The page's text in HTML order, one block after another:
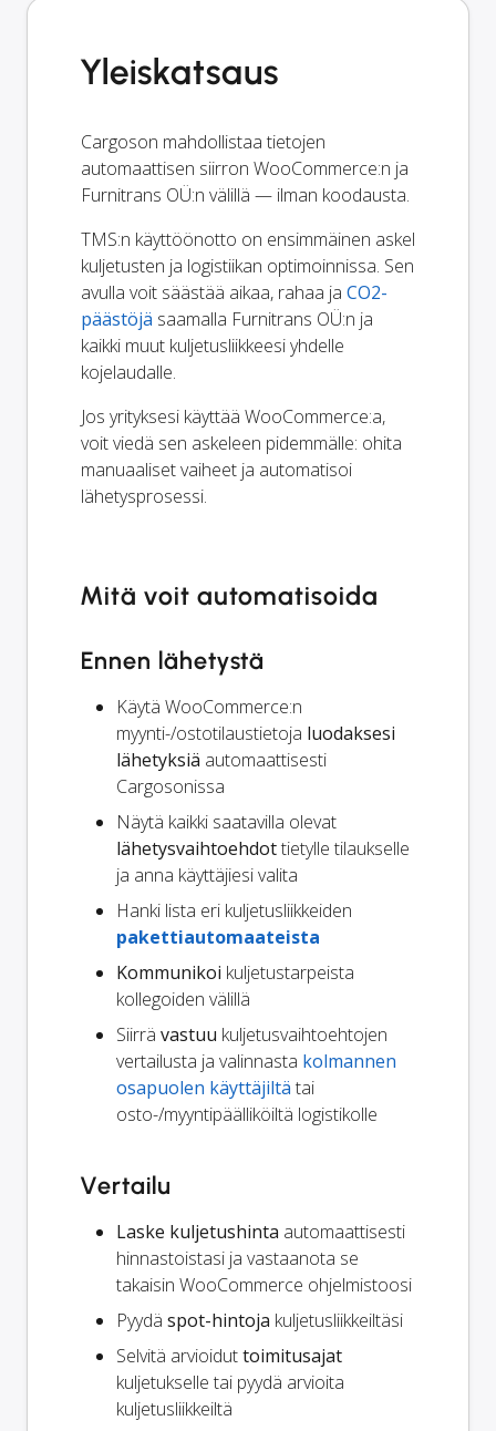
Yleiskatsaus
Cargoson mahdollistaa tietojen
automaattisen siirron WooCommerce:n ja
Furnitrans OÜ:n välillä — ilman koodausta.
TMS:n käyttöönotto on ensimmäinen askel
kuljetusten ja logistiikan optimoinnissa. Sen
avulla voit säästää aikaa, rahaa ja CO2-
päästöjä saamalla Furnitrans OÜ:n ja
kaikki muut kuljetusliikkeesi yhdelle
kojelaudalle.
Jos yrityksesi käyttää WooCommerce:a,
voit viedä sen askeleen pidemmälle: ohita
manuaaliset vaiheet ja automatisoi
lähetysprosessi.
Mitä voit automatisoida
Ennen lähetystä
Käytä WooCommerce:n
myynti-/ostotilaustietoja luodaksesi
lähetyksiä automaattisesti
Cargosonissa
Näytä kaikki saatavilla olevat
lähetysvaihtoehdottietylle tilaukselle
ja anna käyttäjiesi valita
Hanki lista eri kuljetusliikkeiden
pakettiautomaateista
Kommunikoi kuljetustarpeista
kollegoiden välillä
Siirrä vastuu kuljetusvaihtoehtojen
vertailusta ja valinnasta kolmannen
osapuolen käyttäjiltä tai
osto-/myyntipäälliköiltä logistikolle
Vertailu
Laske kuljetushinta automaattisesti
hinnastoistasi ja vastaanota se
takaisin WooCommerce ohjelmistoosi
Pyydä spot-hintoja kuljetusliikkeiltäsi
Selvitä arvioiduttoimitusajat
kuljetukselle tai pyydä arvioita
kuljetusliikkeiltä